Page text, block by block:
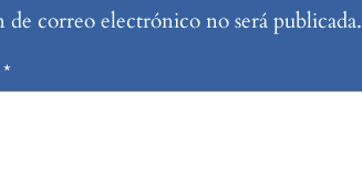
correo electrónico no será publicada.
*